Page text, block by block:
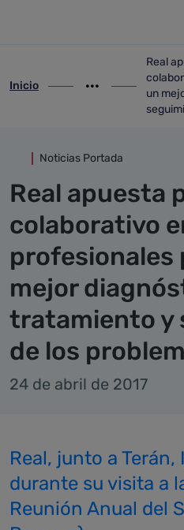
ir-a inicio
Inicio
Mostrar
ir-a Real
Real
un
Noticias Portada
Real apuesta
colaborativo
profesionales
mejor
tratamiento y
de los
24 de abril de 2017
Real, junto a Terán,
durante su visita a
Reunión Anual del